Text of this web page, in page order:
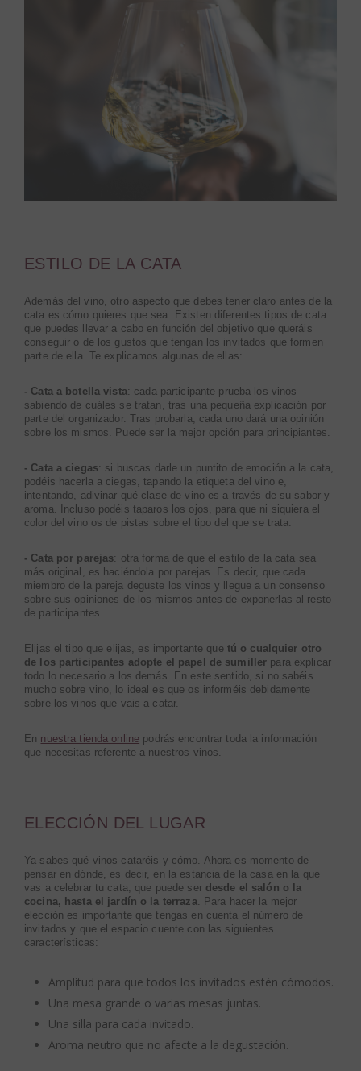
ESTILO DE LA CATA
Además del vino, otro aspecto que debes tener claro antes de la
cata es cómo quieres que sea. Existen diferentes tipos de cata
que puedes llevar a cabo en función del objetivo que queráis
conseguir o de los gustos que tengan los invitados que formen
parte de ella. Te explicamos algunas de ellas:
- Cata a botella vista: cada participante prueba los vinos
sabiendo de cuáles se tratan, tras una pequeña explicación por
parte del organizador. Tras probarla, cada uno dará una opinión
sobre los mismos. Puede ser la mejor opción para principiantes.
- Cata a ciegas: si buscas darle un puntito de emoción a la cata,
podéis hacerla a ciegas, tapando la etiqueta del vino e,
intentando, adivinar qué clase de vino es a través de su sabor y
aroma. Incluso podéis taparos los ojos, para que ni siquiera el
color del vino os de pistas sobre el tipo del que se trata.
- Cata por parejas: otra forma de que el estilo de la cata sea
más original, es haciéndola por parejas. Es decir, que cada
miembro de la pareja deguste los vinos y llegue a un consenso
sobre sus opiniones de los mismos antes de exponerlas al resto
de participantes.
Elijas el tipo que elijas, es importante que tú o cualquier otro
de los participantes adopte el papel de sumiller para explicar
todo lo necesario a los demás. En este sentido, si no sabéis
mucho sobre vino, lo ideal es que os informéis debidamente
sobre los vinos que vais a catar.
En nuestra tienda online podrás encontrar toda la información
que necesitas referente a nuestros vinos.
ELECCIÓN DEL LUGAR
Ya sabes qué vinos cataréis y cómo. Ahora es momento de
pensar en dónde, es decir, en la estancia de la casa en la que
vas a celebrar tu cata, que puede ser desde el salón o la
cocina, hasta el jardín o la terraza . Para hacer la mejor
elección es importante que tengas en cuenta el número de
invitados y que el espacio cuente con las siguientes
características:
Amplitud para que todos los invitados estén cómodos.
Una mesa grande o varias mesas juntas.
Una silla para cada invitado.
Aroma neutro que no afecte a la degustación.